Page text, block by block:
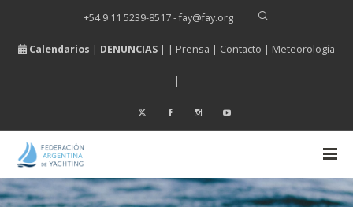
+54 9 11 5239-8517 - fay@fay.org
Calendarios | DENUNCIAS | | Prensa | Contacto | Meteorología
|